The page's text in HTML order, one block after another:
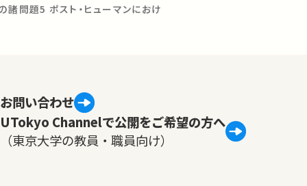
諸問題5 ポスト・ヒューマンにおけ
お問い合わせ
UTokyo Channelで公開をご希望の方へ
（東京大学の教員・職員向け）